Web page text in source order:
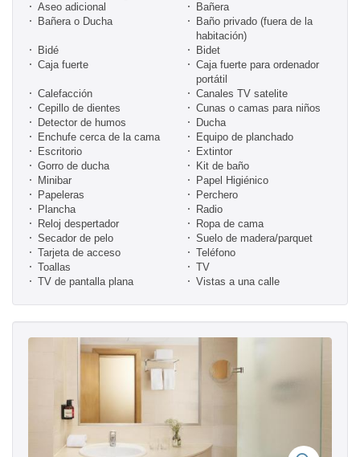
Aseo adicional
Bañera
Bañera o Ducha
Baño privado (fuera de la
habitación)
Bidé
Bidet
Caja fuerte
Caja fuerte para ordenador
portátil
Calefacción
Canales TV satelite
Cepillo de dientes
Cunas o camas para niños
Detector de humos
Ducha
Enchufe cerca de la cama
Equipo de planchado
Escritorio
Extintor
Gorro de ducha
Kit de baño
Minibar
Papel Higiénico
Papeleras
Perchero
Plancha
Radio
Reloj despertador
Ropa de cama
Secador de pelo
Suelo de madera/parquet
Tarjeta de acceso
Teléfono
Toallas
TV
TV de pantalla plana
Vistas a una calle